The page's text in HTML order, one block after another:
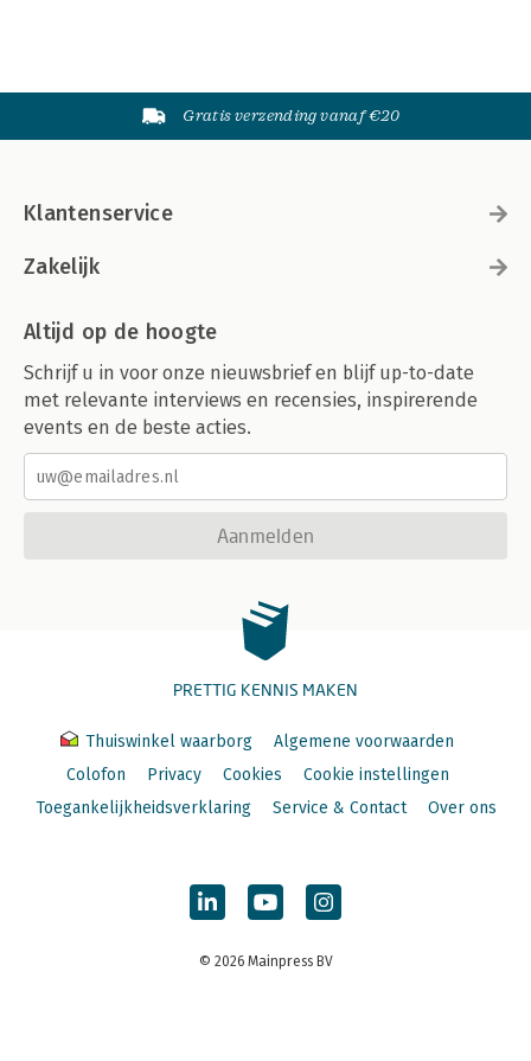
Gratis verzending vanaf €20
Klantenservice
Zakelijk
Altijd op de hoogte
Schrijf u in voor onze nieuwsbrief en blijf up-to-date
met relevante interviews en recensies, inspirerende
events en de beste acties.
Aanmelden
PRETTIG KENNIS MAKEN
Thuiswinkel waarborg
Algemene voorwaarden
Colofon
Privacy Cookies
Cookie instellingen
Toegankelijkheidsverklaring
Service & Contact Over ons
© 2026 Mainpress BV